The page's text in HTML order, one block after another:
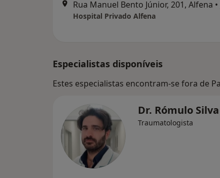
Rua Manuel Bento Júnior, 201, Alfena •
Hospital Privado Alfena
Especialistas disponíveis
Estes especialistas encontram-se fora de
Dr. Rómulo Silva
Traumatologista